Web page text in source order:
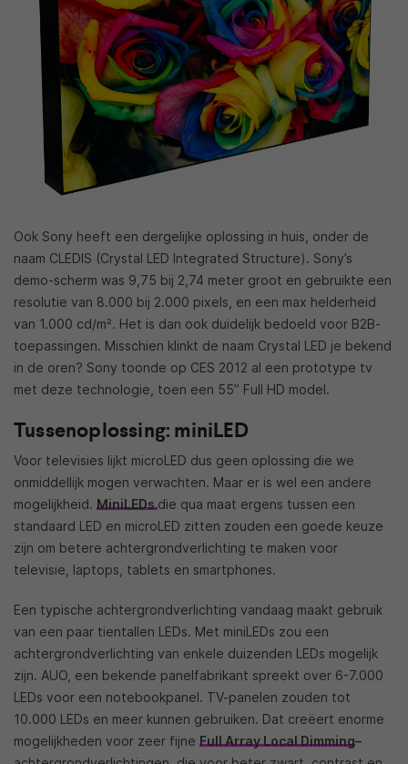
Ook Sony heeft een dergelijke oplossing in huis, onder de
naam CLEDIS (Crystal LED Integrated Structure). Sony’s
demo-scherm was 9,75 bij 2,74 meter groot en gebruikte een
resolutie van 8.000 bij 2.000 pixels, en een max helderheid
van 1.000 cd/m². Het is dan ook duidelijk bedoeld voor B2B-
toepassingen. Misschien klinkt de naam Crystal LED je bekend
in de oren? Sony toonde op CES 2012 al een prototype tv
met deze technologie, toen een 55” Full HD model.
Tussenoplossing: miniLED
Voor televisies lijkt microLED dus geen oplossing die we
onmiddellijk mogen verwachten. Maar er is wel een andere
mogelijkheid. MiniLEDs die qua maat ergens tussen een
standaard LED en microLED zitten zouden een goede keuze
zijn om betere achtergrondverlichting te maken voor
televisie, laptops, tablets en smartphones.
Een typische achtergrondverlichting vandaag maakt gebruik
van een paar tientallen LEDs. Met miniLEDs zou een
achtergrondverlichting van enkele duizenden LEDs mogelijk
zijn. AUO, een bekende panelfabrikant spreekt over 6-7.000
LEDs voor een notebookpanel. TV-panelen zouden tot
10.000 LEDs en meer kunnen gebruiken. Dat creëert enorme
mogelijkheden voor zeer fijne Full Array Local Dimming–